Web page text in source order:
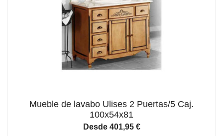
Mueble de lavabo Ulises 2 Puertas/5 Caj.
100x54x81
Desde 401,95 €